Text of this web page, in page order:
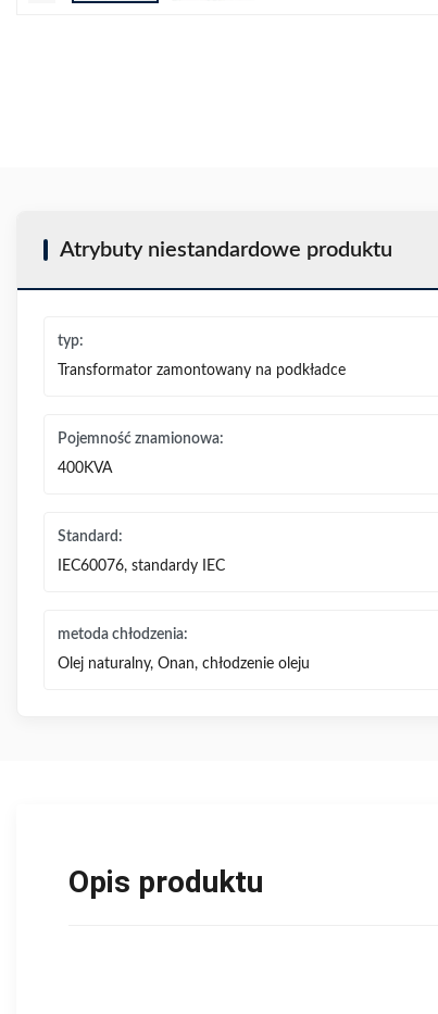
Atrybuty niestandardowe produktu
typ:
Transformator zamontowany na podkładce
Pojemność znamionowa:
400KVA
Standard:
IEC60076, standardy IEC
metoda chłodzenia:
Olej naturalny, Onan, chłodzenie oleju
Opis produktu